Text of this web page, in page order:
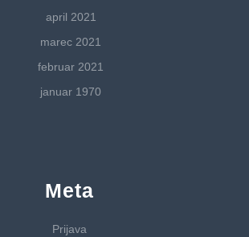
april 2021
marec 2021
februar 2021
januar 1970
Meta
Prijava